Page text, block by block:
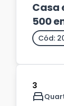
Casa
500
Cód:
3